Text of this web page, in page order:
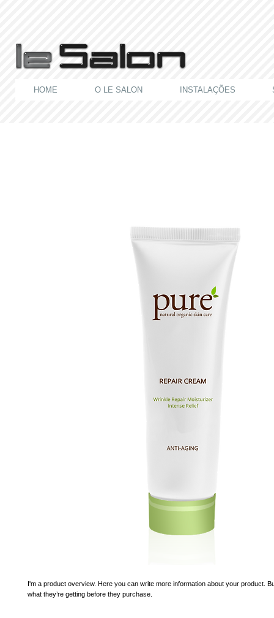
HOME O LE SALON INSTALAÇÕES
I'm a product overview. Here you can write more information about your product.
what they’re getting before they purchase.